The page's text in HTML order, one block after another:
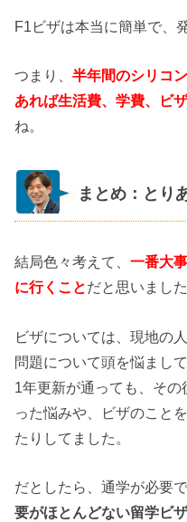
F1ビザは本当に簡単で、
つまり、半年間のシリコ
あれば生活費、学費、ビ
ね。
まとめ：とり
結局色々考えて、一番大
に行くことだと思いました
ビザについては、現地の
問題について頭を悩まして
1年更新が通っても、そ
った悩みや、ビザのこと
たりしてました。
だとしたら、通学が必要
要がほとんどない留学ビ